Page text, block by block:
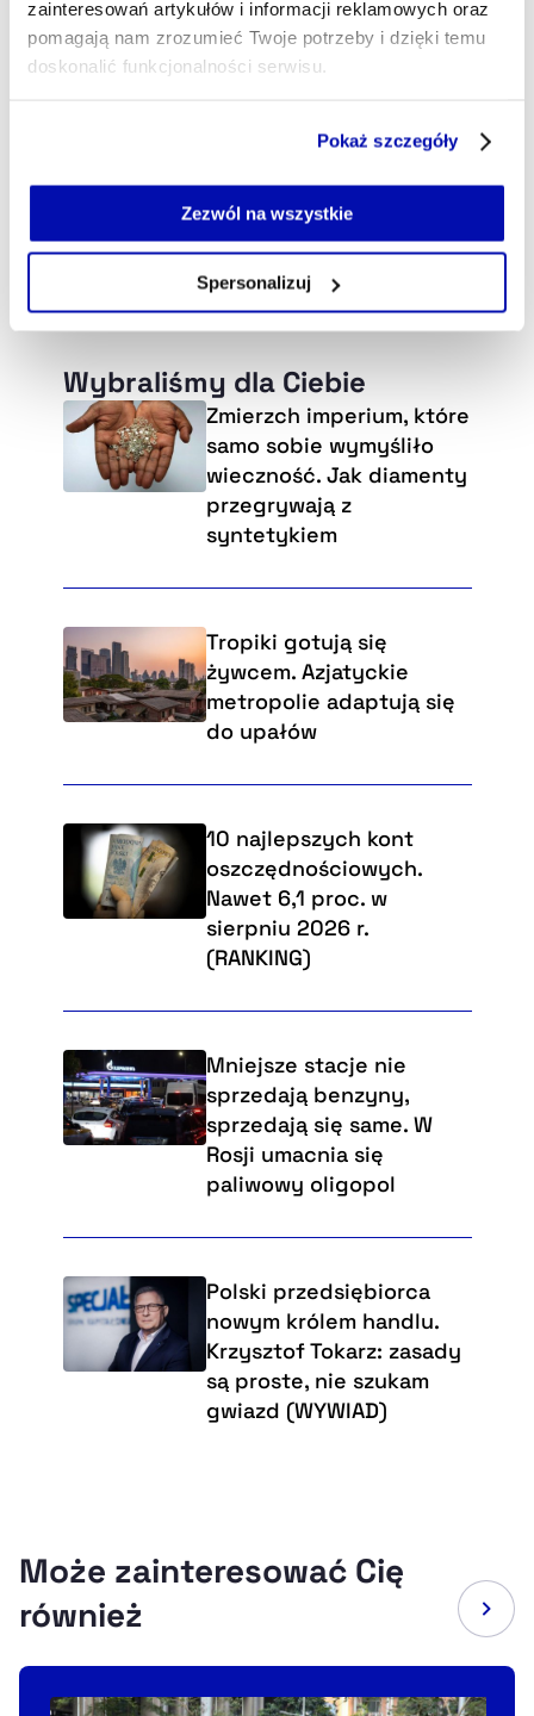
zainteresowań artykułów i informacji reklamowych oraz
pomagają nam zrozumieć Twoje potrzeby i dzięki temu
doskonalić funkcjonalności serwisu.
Jeżeli nie wyrażasz zgody na zapisywanie plików cookie,
możesz łatwo zarządzać swoimi uprawnieniami, np. we
własnej przeglądarce internetowej lub po wybraniu opcji
Pokaż szczegóły
Zezwól na wszystkie
Spersonalizuj
Wybraliśmy dla Ciebie
Zmierzch imperium, które
samo sobie wymyśliło
wieczność. Jak diamenty
przegrywają z
syntetykiem
Tropiki gotują się
żywcem. Azjatyckie
metropolie adaptują się
do upałów
10 najlepszych kont
oszczędnościowych.
Nawet 6,1 proc. w
sierpniu 2026 r.
(RANKING)
Mniejsze stacje nie
sprzedają benzyny,
sprzedają się same. W
Rosji umacnia się
paliwowy oligopol
Polski przedsiębiorca
nowym królem handlu.
Krzysztof Tokarz: zasady
są proste, nie szukam
gwiazd (WYWIAD)
Może zainteresować Cię
również